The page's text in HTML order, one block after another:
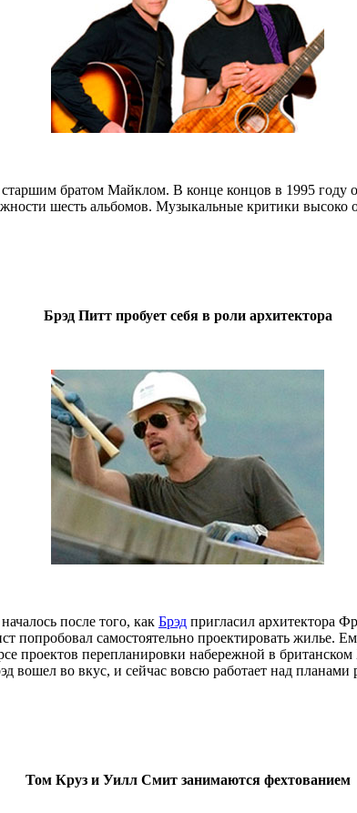
братом Майклом. В конце концов в 1995 году
шесть альбомов. Музыкальные критики высоко
Брэд Питт пробует себя в роли архитектора
после того, как Брэд пригласил архитектора
попробовал самостоятельно проектировать жилье.
проектов перепланировки набережной в
вошел во вкус, и сейчас вовсю работает над
Том Круз и Уилл Смит занимаются фехтованием